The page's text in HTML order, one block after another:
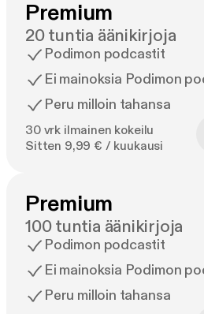
Premium
20 tuntia äänikirjoja
Podimon podcastit
Ei mainoksia Podimon
Peru milloin tahansa
30 vrk ilmainen kokeilu
Sitten 9,99 € / kuukausi
Premium
100 tuntia äänikirjoja
Podimon podcastit
Ei mainoksia Podimon
Peru milloin tahansa